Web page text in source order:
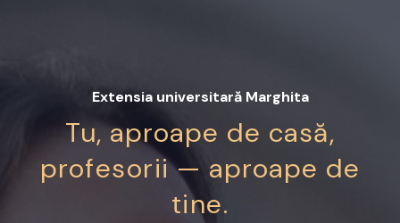
Extensia universitară Marghita
Tu, aproape de casă,
profesorii — aproape de
tine.